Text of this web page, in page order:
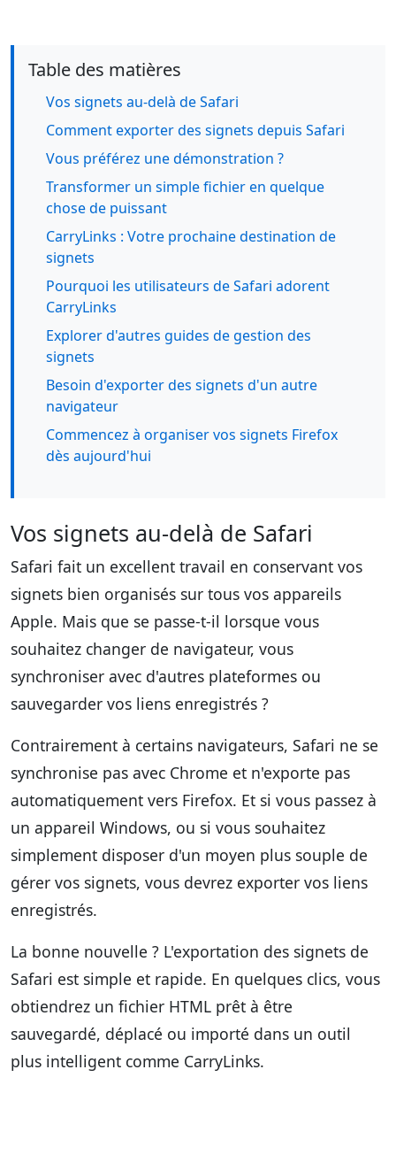
Table des matières
Vos signets au-delà de Safari
Comment exporter des signets depuis Safari
Vous préférez une démonstration ?
Transformer un simple fichier en quelque
chose de puissant
CarryLinks : Votre prochaine destination de
signets
Pourquoi les utilisateurs de Safari adorent
CarryLinks
Explorer d'autres guides de gestion des
signets
Besoin d'exporter des signets d'un autre
navigateur
Commencez à organiser vos signets Firefox
dès aujourd'hui
Vos signets au-delà de Safari
Safari fait un excellent travail en conservant vos
signets bien organisés sur tous vos appareils
Apple. Mais que se passe-t-il lorsque vous
souhaitez changer de navigateur, vous
synchroniser avec d'autres plateformes ou
sauvegarder vos liens enregistrés ?
Contrairement à certains navigateurs, Safari ne se
synchronise pas avec Chrome et n'exporte pas
automatiquement vers Firefox. Et si vous passez à
un appareil Windows, ou si vous souhaitez
simplement disposer d'un moyen plus souple de
gérer vos signets, vous devrez exporter vos liens
enregistrés.
La bonne nouvelle ? L'exportation des signets de
Safari est simple et rapide. En quelques clics, vous
obtiendrez un fichier HTML prêt à être
sauvegardé, déplacé ou importé dans un outil
plus intelligent comme CarryLinks.